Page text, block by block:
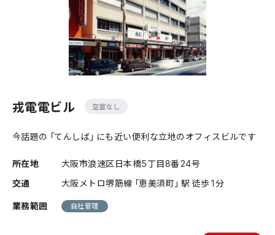
戎電電ビル 空室なし
今話題の「てんしば」にも近い便利な立地のオフィスビルです
所在地
大阪市浪速区日本橋5丁目8番24号
交通
大阪メトロ堺筋線「恵美須町」駅 徒歩1分
業務範囲
自社管理